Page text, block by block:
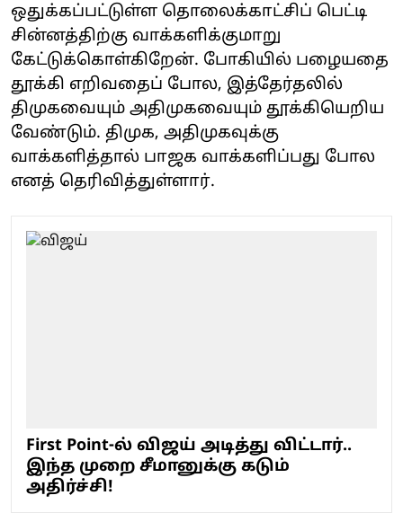
ஒதுக்கப்பட்டுள்ள தொலைக்காட்சிப் பெட்டி
சின்னத்திற்கு வாக்களிக்குமாறு
கேட்டுக்கொள்கிறேன். போகியில் பழையதை
தூக்கி எறிவதைப் போல, இத்தேர்தலில்
திமுகவையும் அதிமுகவையும் தூக்கியெறிய
வேண்டும். திமுக, அதிமுகவுக்கு
வாக்களித்தால் பாஜக வாக்களிப்பது போல
எனத் தெரிவித்துள்ளார்.
First Point-ல் விஜய் அடித்து விட்டார்..
இந்த முறை சீமானுக்கு கடும்
அதிர்ச்சி!